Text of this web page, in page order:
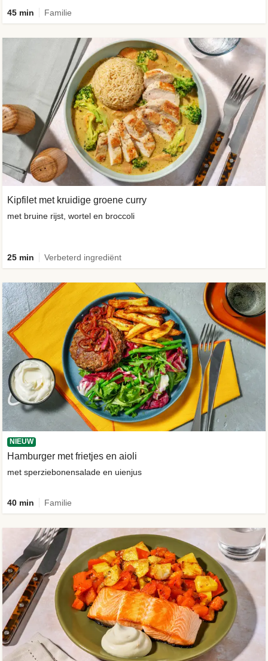
45 min Familie
Kipfilet met kruidige groene curry
met bruine rijst, wortel en broccoli
25 min Verbeterd ingrediënt
NIEUW
Hamburger met frietjes en aioli
met sperziebonensalade en uienjus
40 min Familie